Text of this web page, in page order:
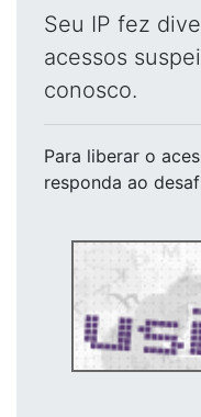
Seu IP fez
acessos
conosco.
Para liberar o
responda ao